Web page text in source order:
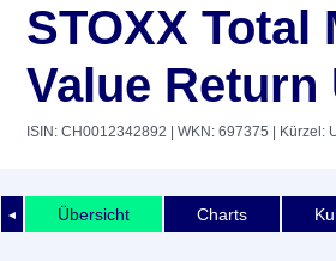
STOXX Total
Value Return
ISIN: CH0012342892 | WKN: 697375 | Kürzel:
◄ Übersicht Charts